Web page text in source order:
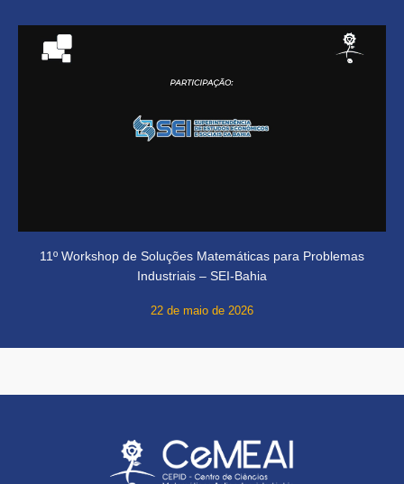
11º Workshop de Soluções Matemáticas para Problemas
Industriais – SEI-Bahia
22 de maio de 2026